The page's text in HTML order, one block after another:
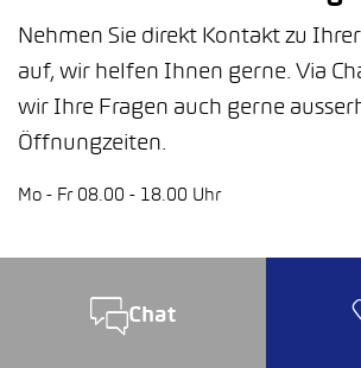
Nehmen Sie direkt Kontakt zu
auf, wir helfen Ihnen gerne. Via
wir Ihre Fragen auch gerne
Öffnungzeiten.
Mo - Fr 08.00 - 18.00 Uhr
Chat